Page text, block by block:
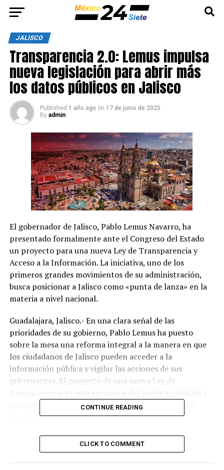
JALISCO
Transparencia 2.0: Lemus impulsa
nueva legislación para abrir más
los datos públicos en Jalisco
Published 1 año ago on 17 de junio de 2025
By admin
El gobernador de Jalisco, Pablo Lemus Navarro, ha
presentado formalmente ante el Congreso del Estado
un proyecto para una nueva Ley de Transparencia y
Acceso a la Información. La iniciativa, uno de los
primeros grandes movimientos de su administración,
busca posicionar a Jalisco como «punta de lanza» en la
materia a nivel nacional.
Guadalajara, Jalisco.- En una clara señal de las
prioridades de su gobierno, Pablo Lemus ha puesto
sobre la mesa una reforma integral a la manera en que
los ciudadanos de Jalisco pueden acceder a la
información pública y vigilar las acciones de sus
gobernantes. El proyecto de una nueva Ley de
promete modernizar y fortalecer los mecanismos de
rendición de cuentas en el estado.
«Con el fin de garantizar la continuidad de Jalisco como
punta de lanza en materia de transparencia y acceso a la
información», declaró el gobierno estatal al anunciar la
CONTINUE READING
CLICK TO COMMENT